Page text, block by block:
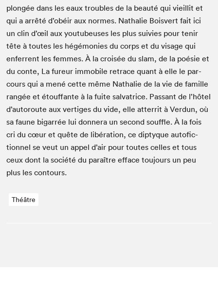
plongée dans les eaux trou­bles de la beauté qui vieil­lit et
qui a arrêté d’obéir aux normes. Nathalie Boisvert fait ici
un clin d’œil aux youtubeuses les plus suiv­ies pour tenir
tête à toutes les hégé­monies du corps et du vis­age qui
enfer­rent les femmes. À la croisée du slam, de la poésie et
du con­te, La fureur immo­bile retrace quant à elle le par­
cours qui a mené cette même Nathalie de la vie de famille
rangée et étouf­fante à la fuite sal­va­trice. Pas­sant de l’hôtel
d’autoroute aux ver­tiges du vide, elle atter­rit à Ver­dun, où
sa faune bigar­rée lui don­nera un sec­ond souf­fle. À la fois
cri du cœur et quête de libéra­tion, ce dip­tyque aut­ofic­
tion­nel se veut un appel d’air pour toutes celles et tous
ceux dont la société du paraître efface tou­jours un peu
plus les contours.
Théâtre